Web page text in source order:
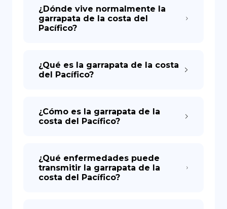
¿Dónde vive normalmente la
garrapata de la costa del
Pacífico?
¿Qué es la garrapata de la costa
del Pacífico?
¿Cómo es la garrapata de la
costa del Pacífico?
¿Qué enfermedades puede
transmitir la garrapata de la
costa del Pacífico?